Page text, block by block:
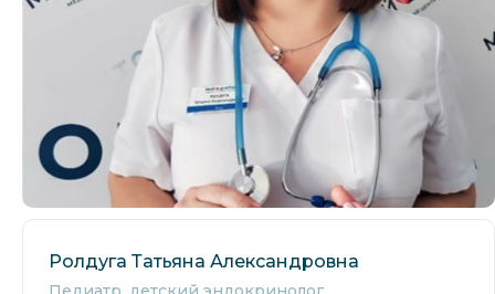
Ролдуга Татьяна Александровна